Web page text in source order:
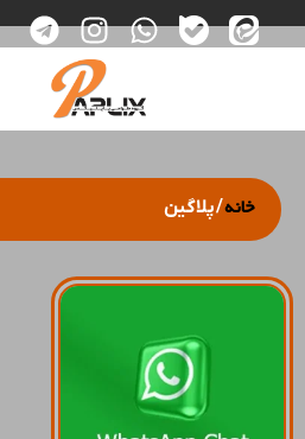
خانه/ پلاگین